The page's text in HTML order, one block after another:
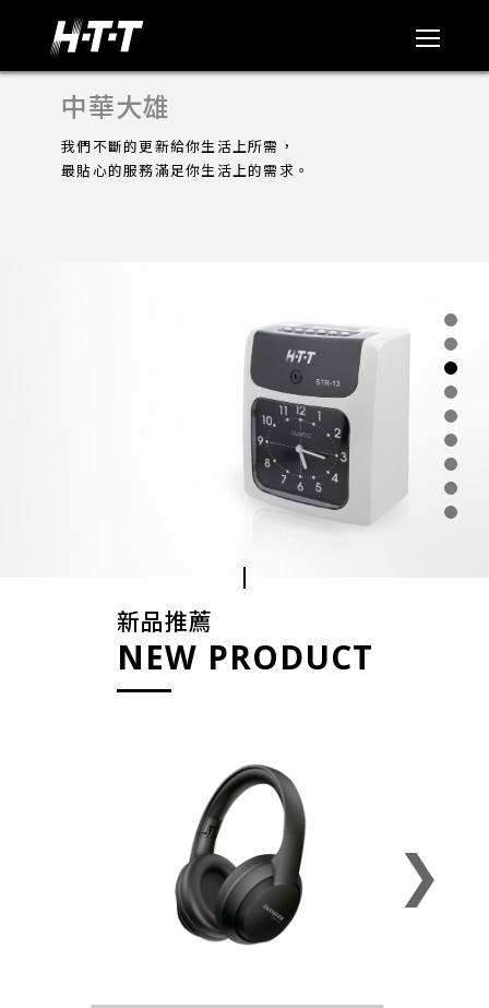
中華大雄
我們不斷的更新給你生活上所需，
最貼心的服務滿足你生活上的需求。
新品推薦
NEW PRODUCT
❯